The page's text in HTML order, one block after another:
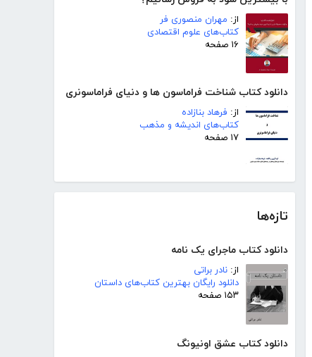
از: مهران منصوری فر
کتاب‌های علوم اقتصادی
۱۶ صفحه
دانلود کتاب شناخت فراماسون ها و دنیای فراماسونری
از: فرهاد بنازاده
کتاب‌های اندیشه و مذهب
۱۷ صفحه
تازه‌ها
دانلود کتاب ماجرای یک نامه
از: نادر براتی
دانلود رایگان بهترین کتاب‌های داستان
۱۵۳ صفحه
دانلود کتاب عشق اونیونگ